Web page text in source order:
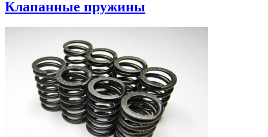
Клапанные пружины